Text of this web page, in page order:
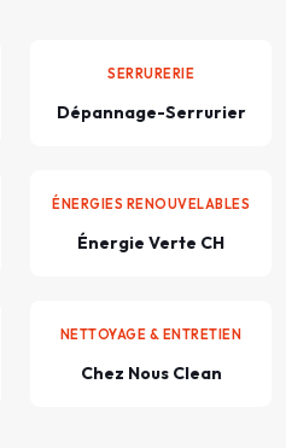
SERRURERIE
Dépannage-Serrurier
ÉNERGIES RENOUVELABLES
Énergie Verte CH
NETTOYAGE & ENTRETIEN
Chez Nous Clean